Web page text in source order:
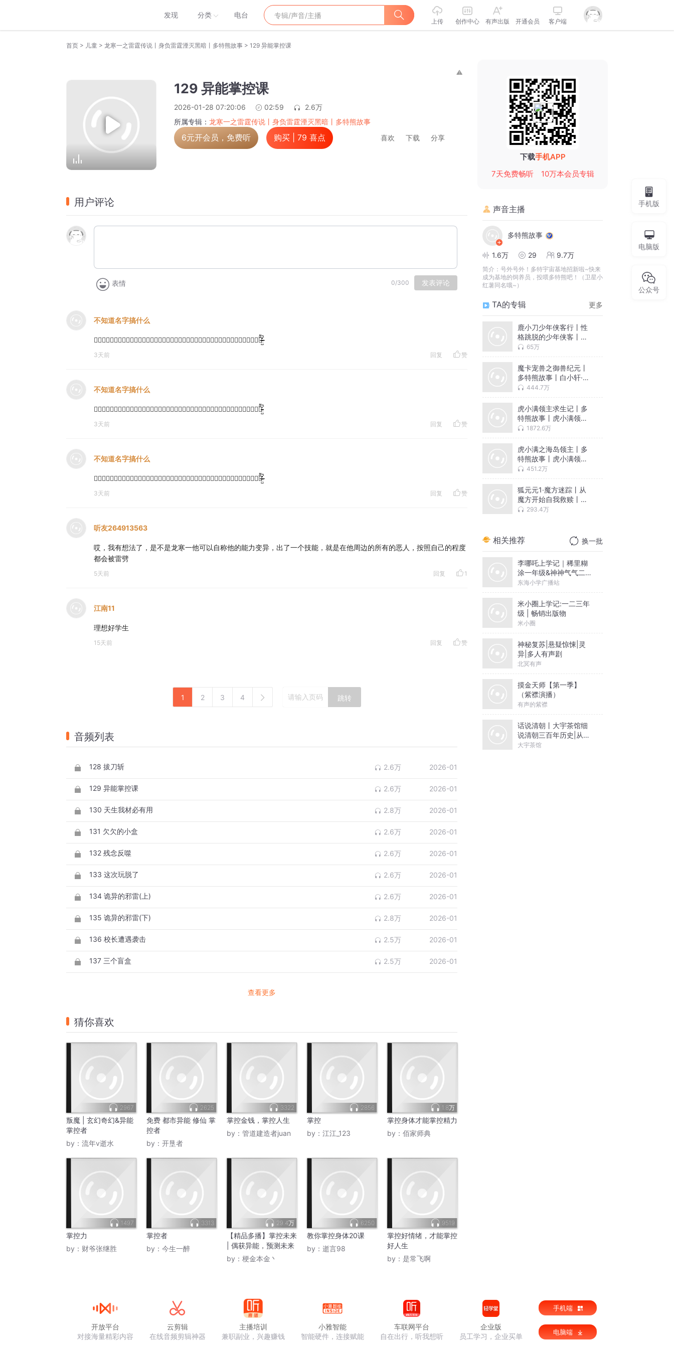
发现 分类 电台
上传 创作中心 有声出版 开通会员 客户端
首页 > 儿童 > 龙寒一之雷霆传说丨身负雷霆湮灭黑暗丨多特熊故事 > 129 异能掌控课
129 异能掌控课
2026-01-28 07:20:06 02:59
2.6万
所属专辑： 龙寒一之雷霆传说丨身负雷霆湮灭黑暗丨多特熊故事
6元开会员，免费听 购买 | 79 喜点 喜欢 下载 分享
用户评论
表情 0/300 发表评论
不知道名字搞什么
⃓⃢⃓⃓⃢⃓⃢⃓⃓⃢⃓⃓⃢⃓⃓⃢⃓⃓⃢⃓⃓⃢⃓⃓⃢⃓⃓⃢⃓⃢⃓⃓⃢⃓⃓⃓⃢⃓⃓⃢⃓⃓̵̴̴̴̵̷̴̵̶̷̶̧̨̧̨̡̡̢̤̺̦͙̯̭͇͎̺̹̠͓̝͕̲̬̺͍͈͔̝̠̟̻̪̻͍̥̹̰͙̻̺̼̘̯̱͕̱̲̫͇̲̯̺̰̏͌̾͂̊͋͋͆̀̀̀̅͑͊͒̾̽̂̾͊̆͆̑͐̾͋͌̾̓̊̅͋̽͗́͒̐̈̈́͊͛̈́̋̽̾̈́̎̅̆̀̆̌̉̏̎̐̈́̓̈́͆̔̈́́̓͑́̚͘̕̕̕̕͜͝͝ͅͅͅͅ
3天前 回复 赞
不知道名字搞什么
⃓⃢⃓⃓⃢⃓⃢⃓⃓⃢⃓⃓⃢⃓⃓⃢⃓⃓⃢⃓⃓⃢⃓⃓⃢⃓⃓⃢⃓⃢⃓⃓⃢⃓⃓⃓⃢⃓⃓⃢⃓⃓̵̴̴̴̵̷̤̺̦͙̯̭͇͎̺̹̠͓̝͕̲̬̺͍͈͔̝̠̟̻̪̻͍̥̏͌̾͂̊͋͋͆̀̀̀̅͑͊͒̾̽̂̾͊̆͆̑͐̾͋͌̾̓̊̅͋̽͗́͒̐̈̈́͊̚͘̕͜ͅͅ
3天前 回复 赞
不知道名字搞什么
⃓⃢⃓⃓⃢⃓⃢⃓⃓⃢⃓⃓⃢⃓⃓⃢⃓⃓⃢⃓⃓⃢⃓⃓⃢⃓⃓⃢⃓⃢⃓⃓⃢⃓⃓⃓⃢⃓⃓⃢⃓⃓̵̴̴̴̵̷̴̵̶̷̶̧̨̧̨̡̡̢̤̺̦͙̯̭͇͎̺̹̠͓̝͕̲̬̺͍͈͔̝̠̟̻̪̻͍̥̹̰͙̻̺̼̘̯̱͕̱̲̫͇̲̯̺̰̏͌̾͂̊͋͋͆̀̀̀̅͑͊͒̾̽̂̾͊̆͆̑͐̾͋͌̾̓̊̅͋̽͗́͒̐̈̈́͊͛̈́̋̽̾̈́̎̅̆̀̆̌̉̏̎̐̈́̓̈́͆̔̈́́̓͑́̚͘̕̕̕̕͜͝͝ͅͅͅͅ
3天前 回复 赞
听友264913563
哎，我有想法了，是不是龙寒一他可以自称他的能力变异，出了一个技能，就是在他周边的所有的恶人，按照自己的程度
都会被雷劈
5天前 回复 1
江南11
理想好学生
15天前 回复 赞
1 2 3 4 跳转
音频列表
128 拔刀斩 2.6万 2026-01
129 异能掌控课 2.6万 2026-01
130 天生我材必有用 2.8万 2026-01
131 欠欠的小盒 2.6万 2026-01
132 残念反噬 2.6万 2026-01
133 这次玩脱了 2.6万 2026-01
134 诡异的邪雷(上) 2.6万 2026-01
135 诡异的邪雷(下) 2.8万 2026-01
136 校长遭遇袭击 2.5万 2026-01
137 三个盲盒 2.5万 2026-01
查看更多
猜你喜欢
2967
叛魔 | 玄幻奇幻&异能
掌控者
by： 流年v逝水
2625
免费 都市异能 修仙 掌
控者
by： 开垦者
3322
掌控金钱，掌控人生
by： 管道建造者juan
2856
掌控
by： 江江_123
1.8万
掌控身体才能掌控精力
by： 佰家师典
1497
掌控力
by： 财爷张继胜
3313
掌控者
by： 今生一醉
29.4万
【精品多播】掌控未来
| 偶获异能，预测未来
by： 梗金本金丶
6250
教你掌控身体20课
by： 逝言98
9519
掌控好情绪，才能掌控
好人生
by： 是常飞啊
下载手机APP
7天免费畅听
10万本会员专辑
声音主播
多特熊故事
1.6万 29 9.7万
简介： 号外号外！多特宇宙基地招新啦~快来
成为基地的饲养员，投喂多特熊吧！（卫星小
红薯同名哦~）
TA的专辑 更多
鹿小刀少年侠客行丨性
格跳脱的少年侠客丨多
特熊故事
65万
魔卡宠兽之御兽纪元丨
多特熊故事丨白小轩·魔
宠系列
444.7万
虎小满领主求生记丨多
特熊故事丨虎小满领主
系列1872.6万
虎小满之海岛领主丨多
特熊故事丨虎小满领主
系列451.2万
狐元元1·魔方迷踪丨从
魔方开始自我救赎丨多
特熊故事
293.4万
相关推荐 换一批
李哪吒上学记｜稀里糊
涂一年级&神神气气二年
级
东海小学广播站
米小圈上学记:一二三年
级 | 畅销出版物
米小圈
神秘复苏|悬疑惊悚|灵
异|多人有声剧
北冥有声
摸金天师【第一季】
（紫襟演播）
有声的紫襟
话说清朝丨大宇茶馆细
说清朝三百年历史|从努
尔哈赤到末代皇帝溥仪|
大宇茶馆
手机版
电脑版
公众号
开放平台
对接海量精彩内容
云剪辑
在线音频剪辑神器
主播培训
兼职副业，兴趣赚钱
小雅智能
智能硬件，连接赋能
车联网平台
自在出行，听我想听
企业版
员工学习，企业买单
手机端
电脑端